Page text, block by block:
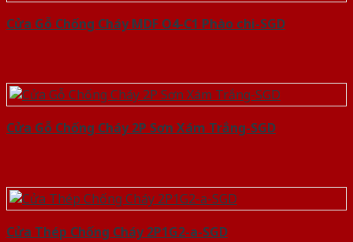
Cửa Gỗ Chống Cháy MDF O4-C1 Phào chi-SGD
Cửa Gỗ Chống Cháy 2P Sơn Xám Trắng-SGD
Cửa Thép Chống Cháy 2P1G2-a-SGD